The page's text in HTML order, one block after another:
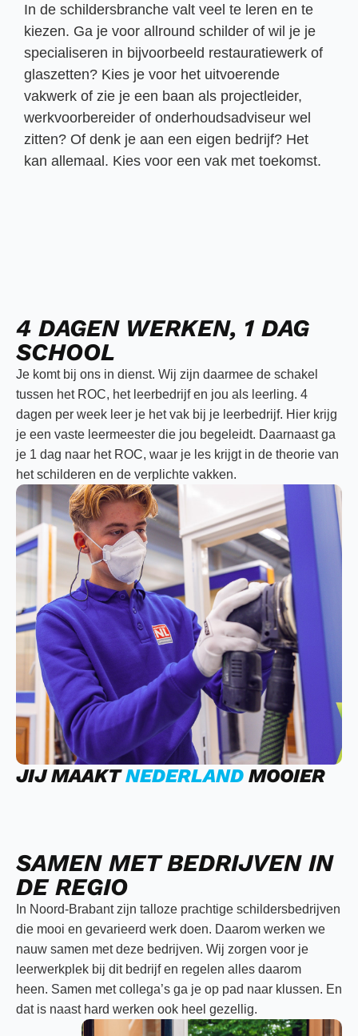
In de schildersbranche valt veel te leren en te
kiezen. Ga je voor allround schilder of wil je je
specialiseren in bijvoorbeeld restauratiewerk of
glaszetten? Kies je voor het uitvoerende
vakwerk of zie je een baan als projectleider,
werkvoorbereider of onderhoudsadviseur wel
zitten? Of denk je aan een eigen bedrijf? Het
kan allemaal. Kies voor een vak met toekomst.
4 DAGEN WERKEN, 1 DAG
SCHOOL
Je komt bij ons in dienst. Wij zijn daarmee de schakel
tussen het ROC, het leerbedrijf en jou als leerling. 4
dagen per week leer je het vak bij je leerbedrijf. Hier krijg
je een vaste leermeester die jou begeleidt. Daarnaast ga
je 1 dag naar het ROC, waar je les krijgt in de theorie van
het schilderen en de verplichte vakken.
JIJ MAAKTNEDERLAND MOOIER
SAMEN MET BEDRIJVEN IN
DE REGIO
In Noord-Brabant zijn talloze prachtige schildersbedrijven
die mooi en gevarieerd werk doen. Daarom werken we
nauw samen met deze bedrijven. Wij zorgen voor je
leerwerkplek bij dit bedrijf en regelen alles daarom
heen. Samen met collega’s ga je op pad naar klussen. En
dat is naast hard werken ook heel gezellig.